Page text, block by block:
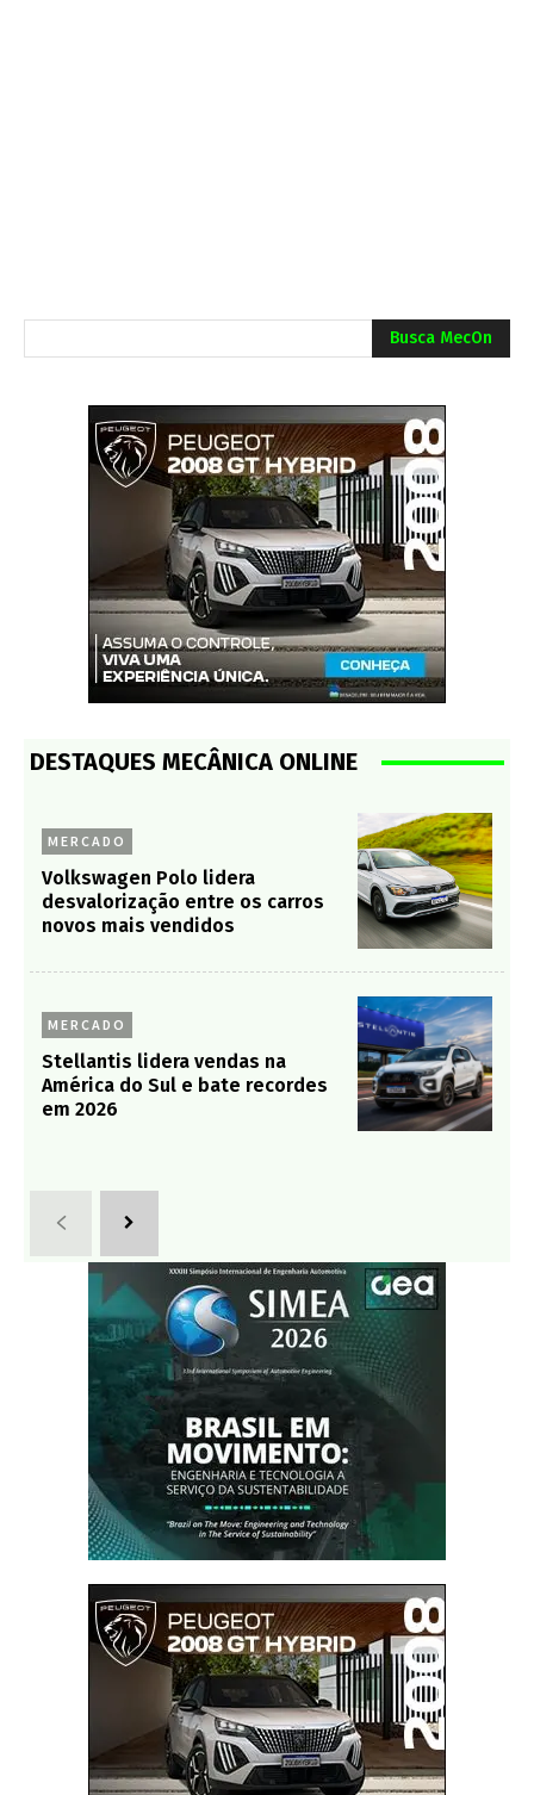
Busca MecOn
DESTAQUES MECÂNICA ONLINE
MERCADO
Volkswagen Polo lidera
desvalorização entre os carros
novos mais vendidos
MERCADO
Stellantis lidera vendas na
América do Sul e bate recordes
em 2026